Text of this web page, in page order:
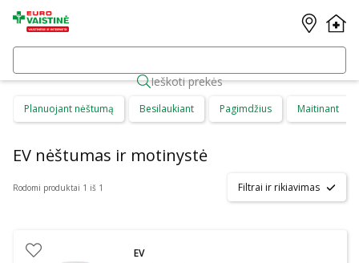
Ieškoti prekės
Planuojant nėštumą Besilaukiant Pagimdžius Maitinant
EV nėštumas ir motinystė
Rodomi produktai 1 iš 1 Filtrai ir rikiavimas
EV